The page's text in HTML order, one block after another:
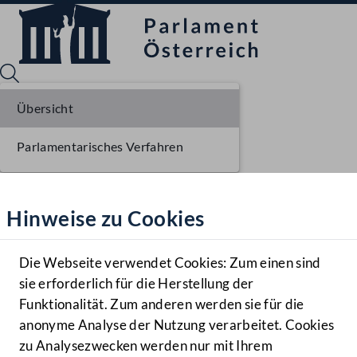
Hilfe
Benutzer
Navigationsmenü öffnen
MENÜ
Hinweise zu Cookies
Die Webseite verwendet Cookies: Zum einen sind
sie erforderlich für die Herstellung der
Funktionalität. Zum anderen werden sie für die
anonyme Analyse der Nutzung verarbeitet. Cookies
zu Analysezwecken werden nur mit Ihrem
Übersicht
Parlamentarisches Verfahren